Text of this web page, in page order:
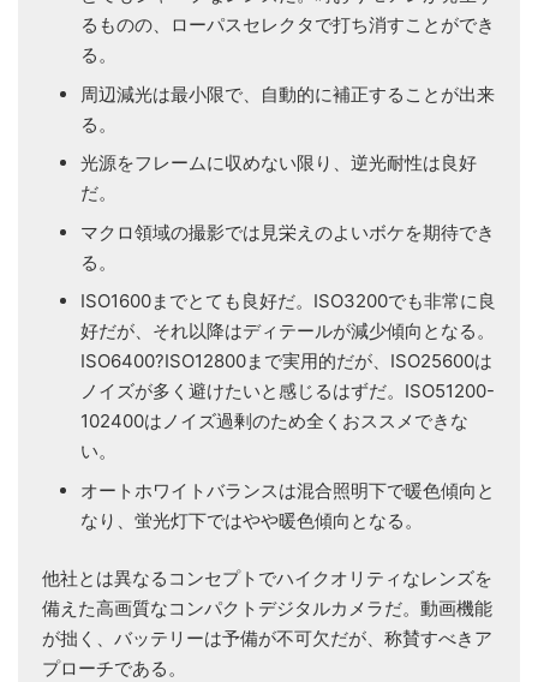
るものの、ローパスセレクタで打ち消すことができ
る。
周辺減光は最小限で、自動的に補正することが出来
る。
光源をフレームに収めない限り、逆光耐性は良好
だ。
マクロ領域の撮影では見栄えのよいボケを期待でき
る。
ISO1600までとても良好だ。ISO3200でも非常に良
好だが、それ以降はディテールが減少傾向となる。
ISO6400?ISO12800まで実用的だが、ISO25600は
ノイズが多く避けたいと感じるはずだ。ISO51200-
102400はノイズ過剰のため全くおススメできな
い。
オートホワイトバランスは混合照明下で暖色傾向と
なり、蛍光灯下ではやや暖色傾向となる。
他社とは異なるコンセプトでハイクオリティなレンズを
備えた高画質なコンパクトデジタルカメラだ。動画機能
が拙く、バッテリーは予備が不可欠だが、称賛すべきア
プローチである。